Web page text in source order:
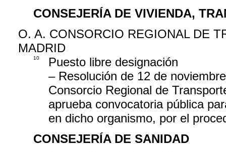
CONSEJERÍA DE VIVIENDA,
O. A. CONSORCIO REGIONAL DE
MADRID
10
Puesto libre designación
– Resolución de 12 de
Consorcio Regional de
aprueba convocatoria pública
en dicho organismo, por el
CONSEJERÍA DE SANIDAD